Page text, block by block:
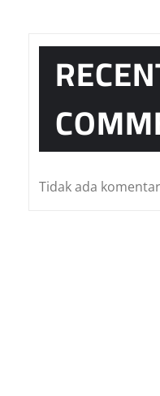
Tidak ada